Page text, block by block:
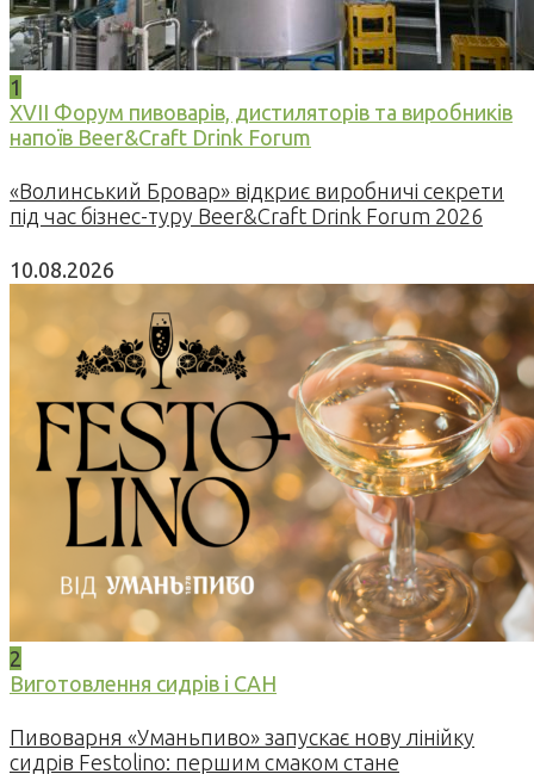
1
XVII Форум пивоварів, дистиляторів та виробників
напоїв Beer&Craft Drink Forum
«Волинський Бровар» відкриє виробничі секрети
під час бізнес-туру Beer&Craft Drink Forum 2026
10.08.2026
2
Виготовлення сидрів і САН
Пивоварня «Уманьпиво» запускає нову лінійку
сидрів Festolino: першим смаком стане